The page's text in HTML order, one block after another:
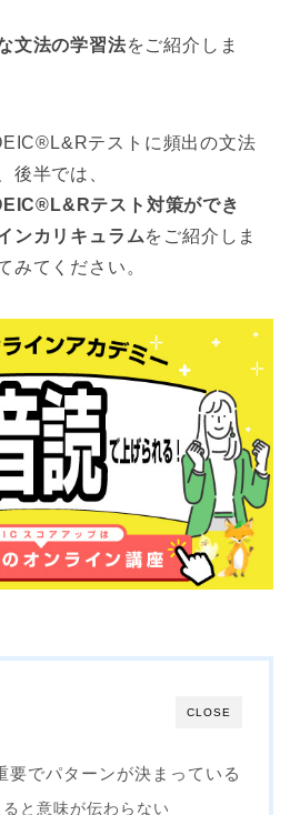
文法の学習法をご紹介しま
テストに頻出の文法
後半では、
テスト対策ができ
ンカリキュラムをご紹介しま
みてください。
CLOSE
要でパターンが決まっている
と意味が伝わらない